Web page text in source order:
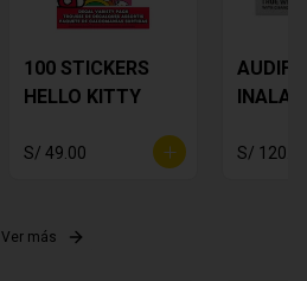
100 STICKERS
HELLO KITTY
S/ 49.00
Yoda
S/
Ver más